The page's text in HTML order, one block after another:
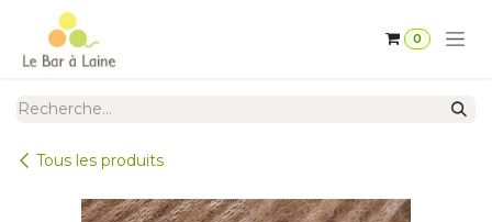
Se rendre au contenu
0
Tous les produits